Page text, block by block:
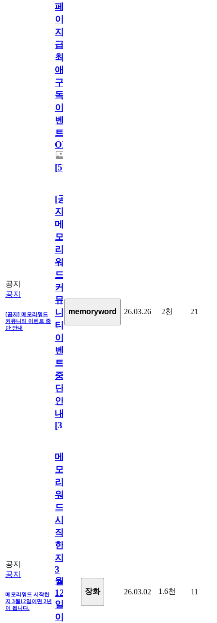
페
이
지
급!
최
애
구
독
이
벤
트
OPEN!
[5]
공지
공지
[공지] 메모리워드
커뮤니티 이벤트 중
단 안내
[공
지]
메
모
리
워
드
커
뮤
니
티
이
벤
트
중
단
안
내
[31
memoryword 26.03.26 2천 21
공지
공지
메모리워드 시작한
지 3월12일이면 2년
이 됩니다.
메
모
리
워
드
시
작
한
지
3
월
12
일
이
장화 26.03.02 1.6천 11